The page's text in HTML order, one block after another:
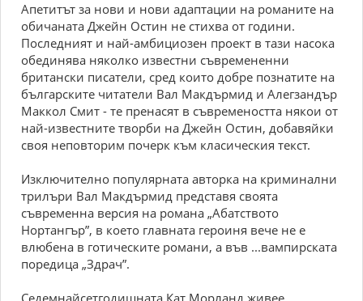
Апетитът за нови и нови адаптации на романите на
обичаната Джейн Остин не стихва от години.
Последният и най-амбициозен проект в тази насока
обединява няколко известни съвремененни
британски писатели, сред които добре познатите на
българските читатели Вал Макдърмид и Алегзандър
Маккол Смит - те пренасят в съвремеността някои от
най-известните творби на Джейн Остин, добавяйки
своя неповторим почерк към класическия текст.
Изключително популярната авторка на криминални
трилъри Вал Макдърмид представя своята
съвременна версия на романа „Абатството
Нортангър”, в което главната героиня вече не е
влюбена в готическите романи, а във ...вампирската
поредица „Здрач”.
Седемнайсетгодишната Кат Морланд живее